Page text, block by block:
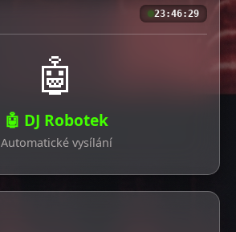
23:46:30
🤖
🤖 DJ Robotek
Automatické vysílání